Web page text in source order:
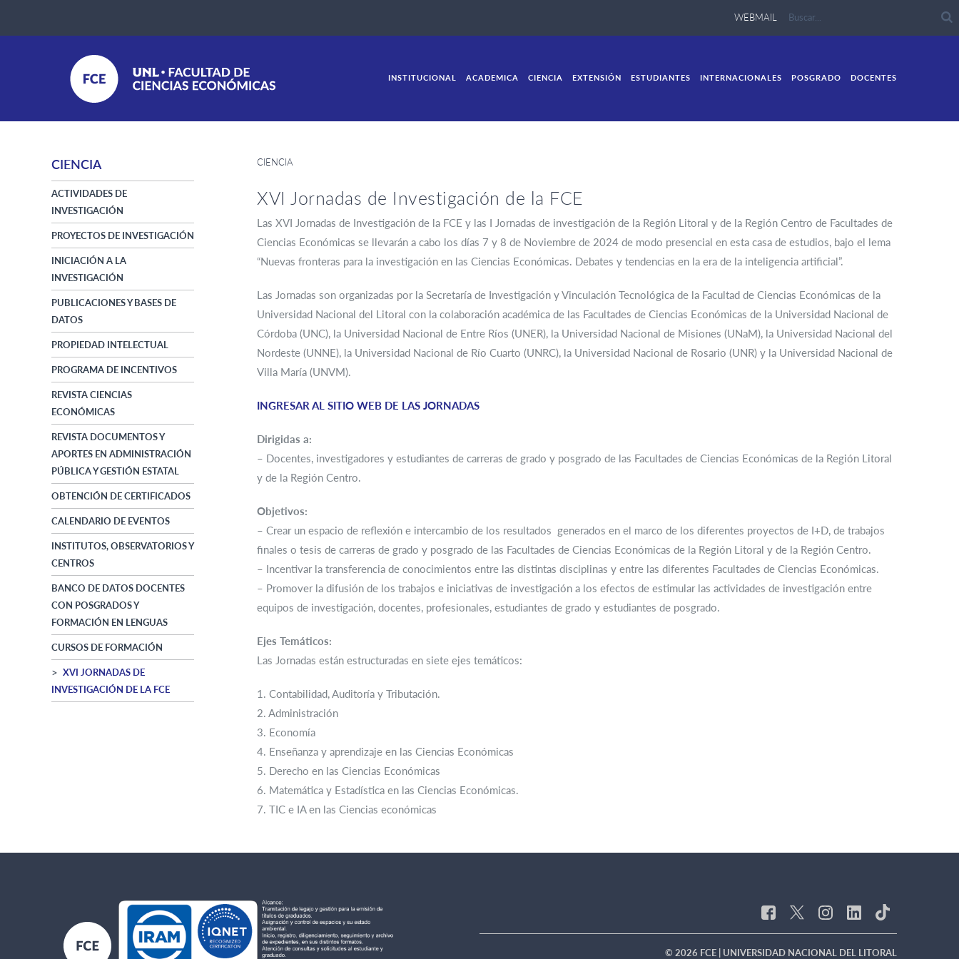
WEBMAIL
INSTITUCIONAL ACADEMICA CIENCIA EXTENSIÓN ESTUDIANTES INTERNACIONALES POSGRADO DOCENTES
CIENCIA
ACTIVIDADES DE
INVESTIGACIÓN
PROYECTOS DE INVESTIGACIÓN
INICIACIÓN A LA
INVESTIGACIÓN
PUBLICACIONES Y BASES DE
DATOS
PROPIEDAD INTELECTUAL
PROGRAMA DE INCENTIVOS
REVISTA CIENCIAS
ECONÓMICAS
REVISTA DOCUMENTOS Y
APORTES EN ADMINISTRACIÓN
PÚBLICA Y GESTIÓN ESTATAL
OBTENCIÓN DE CERTIFICADOS
CALENDARIO DE EVENTOS
INSTITUTOS, OBSERVATORIOS Y
CENTROS
BANCO DE DATOS DOCENTES
CON POSGRADOS Y
FORMACIÓN EN LENGUAS
CURSOS DE FORMACIÓN
XVI JORNADAS DE
INVESTIGACIÓN DE LA FCE
CIENCIA
XVI Jornadas de Investigación de la FCE
Las XVI Jornadas de Investigación de la FCE y las I Jornadas de investigación de la Región Litoral y de la Región Centro de Facultades de
Ciencias Económicas se llevarán a cabo los días 7 y 8 de Noviembre de 2024 de modo presencial en esta casa de estudios, bajo el lema
“Nuevas fronteras para la investigación en las Ciencias Económicas. Debates y tendencias en la era de la inteligencia artificial”.
Las Jornadas son organizadas por la Secretaría de Investigación y Vinculación Tecnológica de la Facultad de Ciencias Económicas de la
Universidad Nacional del Litoral con la colaboración académica de las Facultades de Ciencias Económicas de la Universidad Nacional de
Córdoba (UNC), la Universidad Nacional de Entre Ríos (UNER), la Universidad Nacional de Misiones (UNaM), la Universidad Nacional del
Nordeste (UNNE), la Universidad Nacional de Río Cuarto (UNRC), la Universidad Nacional de Rosario (UNR) y la Universidad Nacional de
Villa María (UNVM).
INGRESAR AL SITIO WEB DE LAS JORNADAS
Dirigidas a:
– Docentes, investigadores y estudiantes de carreras de grado y posgrado de las Facultades de Ciencias Económicas de la Región Litoral
y de la Región Centro.
Objetivos:
– Crear un espacio de reflexión e intercambio de los resultados generados en el marco de los diferentes proyectos de I+D, de trabajos
finales o tesis de carreras de grado y posgrado de las Facultades de Ciencias Económicas de la Región Litoral y de la Región Centro.
– Incentivar la transferencia de conocimientos entre las distintas disciplinas y entre las diferentes Facultades de Ciencias Económicas.
– Promover la difusión de los trabajos e iniciativas de investigación a los efectos de estimular las actividades de investigación entre
equipos de investigación, docentes, profesionales, estudiantes de grado y estudiantes de posgrado.
Ejes Temáticos:
Las Jornadas están estructuradas en siete ejes temáticos:
1. Contabilidad, Auditoría y Tributación.
2. Administración
3. Economía
4. Enseñanza y aprendizaje en las Ciencias Económicas
5. Derecho en las Ciencias Económicas
6. Matemática y Estadística en las Ciencias Económicas.
7. TIC e IA en las Ciencias económicas
© 2026 FCE | UNIVERSIDAD NACIONAL DEL LITORAL